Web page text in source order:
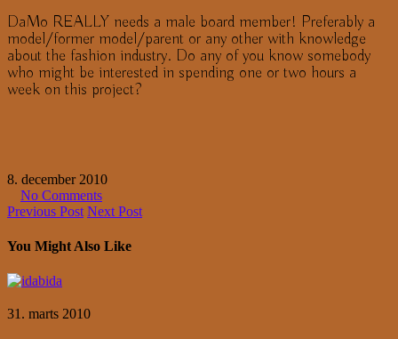
DaMo REALLY needs a male board member! Preferably a
model/former model/parent or any other with knowledge
about the fashion industry. Do any of you know somebody
who might be interested in spending one or two hours a
week on this project?
8. december 2010
No Comments
Previous Post Next Post
You Might Also Like
31. marts 2010